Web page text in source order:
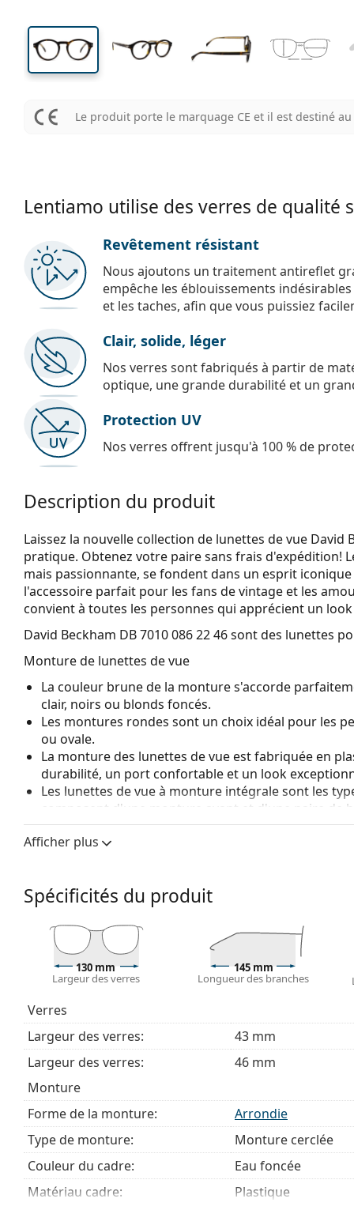
Le produit porte le marquage CE et il est destiné
Lentiamo utilise des verres de qualité
Revêtement résistant
Nous ajoutons un traitement antireflet
empêche les éblouissements
et les taches, afin que vous puissiez
Clair, solide, léger
Nos verres sont fabriqués à partir de
optique, une grande durabilité et un
Protection UV
Nos verres offrent jusqu'à 100 % de
Description du produit
Laissez la nouvelle collection de lunettes de vue
pratique. Obtenez votre paire sans frais d'expédition!
mais passionnante, se fondent dans un esprit
l'accessoire parfait pour les fans de vintage et les
convient à toutes les personnes qui apprécient un
David Beckham DB 7010 086 22 46sont des lunettes
Monture de lunettes de vue
La couleur brune de la monture s'accorde
clair, noirs ou blonds foncés.
Les montures rondes sont un choix idéal pour les
ou ovale.
La monture des lunettes de vue est fabriquée en
durabilité, un port confortable et un look
Les lunettes de vue à monture intégrale sont les
composent d'une monture avant et d'une paire de
votre style grâce à leur design remarquable. L'un
fait qu'elles enferment entièrement le verre, et
Accessoires
Nous livrons les lunettes dans leur étui d'origine.
Le chiffon fourni est idéal pour le nettoyage et
livrés avec un sac en tissu au lieu d'un chiffon.
Explorez la gamme complète delunettes de vue pour
des lunettes
si vous avez besoin d'aide pour choisir.
Ceci est un dispositif médical. Lisez le mode d'emploi
Afficher plus
Spécificités du produit
130 mm
Largeur des verres
145 mm
Longueur des branches
Verres
Largeur des verres:
43 mm
Largeur des verres:
46 mm
Monture
Forme de la monture:
Arrondie
Type de monture:
Monture cerclée
Couleur du cadre:
Eau foncée
Matériau cadre:
Plastique